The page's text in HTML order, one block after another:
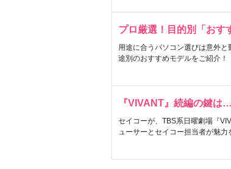
プロ厳選！目的別「おす
用途に合うパソコン選びは意外
途別のおすすめモデルをご紹介！
『VIVANT』続編の鍵は
セイコーが、TBS系日曜劇場『
ューサーとセイコー担当者が魅力